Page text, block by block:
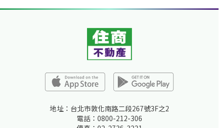
市、新竹縣、苗栗縣、彰化縣、南投縣、雲林縣、嘉
基隆市、新竹市
地址：台北市敦化南路二段267號3F之2
電話：0800-212-306